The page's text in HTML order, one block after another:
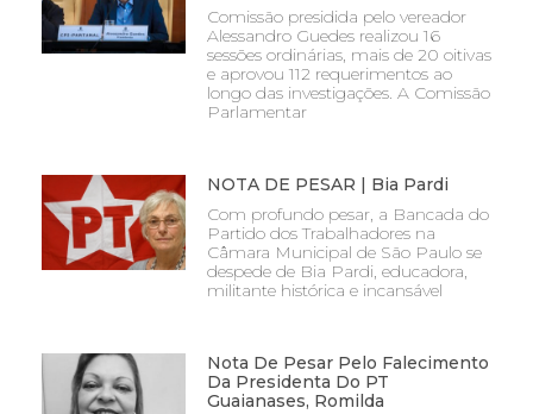
Comissão presidida pelo vereador
Alessandro Guedes realizou 16
sessões ordinárias, mais de 20 oitivas
e aprovou 112 requerimentos ao
longo das investigações. A Comissão
Parlamentar
NOTA DE PESAR | Bia Pardi
Com profundo pesar, a Bancada do
Partido dos Trabalhadores na
Câmara Municipal de São Paulo se
despede de Bia Pardi, educadora,
militante histórica e incansável
Nota De Pesar Pelo Falecimento
Da Presidenta Do PT
Guaianases, Romilda